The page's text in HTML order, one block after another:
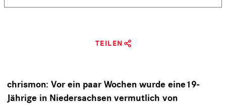
TEILEN
chrismon: Vor ein paar Wochen wurde eine19-
Jährige in Niedersachsen vermutlich von